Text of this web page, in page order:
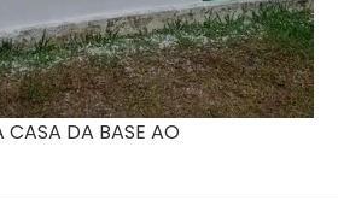
CASA DA BASE AO